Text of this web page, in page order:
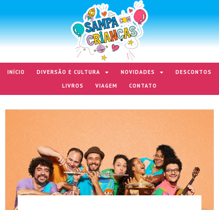
INÍCIO DIVERSÃO E CULTURA NOVIDADES
DESCONTOS
LIVROS
VIAGEM CONTATO